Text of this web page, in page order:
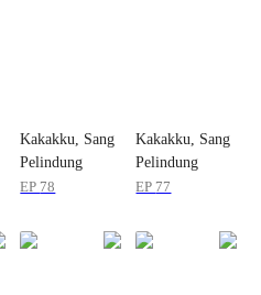
Kakakku, Sang
Pelindung
EP 78
Kakakku, Sang
Pelindung
EP 77